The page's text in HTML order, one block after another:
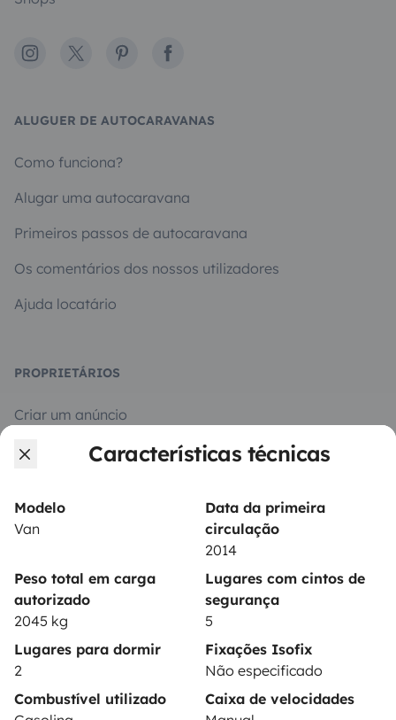
Características técnicas
Modelo
Van
Data da primeira
circulação
2014
Peso total em carga
autorizado
2045 kg
Lugares com cintos de
segurança
5
Lugares para dormir
2
Fixações Isofix
Não especificado
Combustível utilizado
Caixa de velocidades
Instagram
X PinterestFacebook
ALUGUER DE AUTOCARAVANAS
Como funciona?
Alugar uma autocaravana
Primeiros passos de autocaravana
Os comentários dos nossos utilizadores
Ajuda locatário
PROPRIETÁRIOS
Criar um anúncio
Contrato de aluguer
Assistências de aluguer
Modos de pagamento seguros